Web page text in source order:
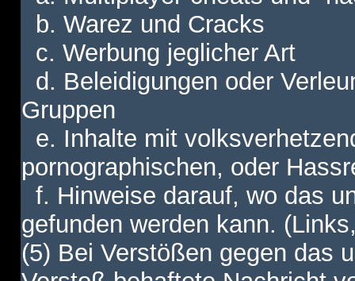
b. Warez und Cracks
c. Werbung jeglicher Art
d. Beleidigungen oder
Gruppen
e. Inhalte mit
pornographischen, oder
f. Hinweise darauf, wo das
gefunden werden kann.
(5) Bei Verstößen gegen das